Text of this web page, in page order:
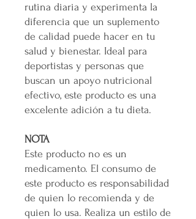
rutina diaria y experimenta la
diferencia que un suplemento
de calidad puede hacer en tu
salud y bienestar. Ideal para
deportistas y personas que
buscan un apoyo nutricional
efectivo, este producto es una
excelente adición a tu dieta.
NOTA
Este producto no es un
medicamento. El consumo de
este producto es responsabilidad
de quien lo recomienda y de
quien lo usa. Realiza un estilo de